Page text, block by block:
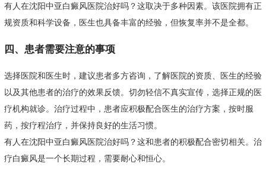
有人在沈阳中亚白癜风医院治好吗？这取决于多种因素。该医院拥有正
规资质和科学设备，医生也具备丰富的经验，但恢复率并不是全都。
四、患者需要注意的事项
选择医院和医生时，建议患者多方咨询，了解医院的资质、医生的经验
以及其他患者的治疗的效果反馈。切勿轻信不真实宣传，选择正规的医
疗机构就诊。治疗过程中，患者应积极配合医生的治疗方案，按时服
药，按疗程治疗，并保持良好的生活习惯。
有人在沈阳中亚白癜风医院治好吗？这和患者的积极配合密切相关。治
疗白癜风是一个长期过程，需要耐心和恒心。